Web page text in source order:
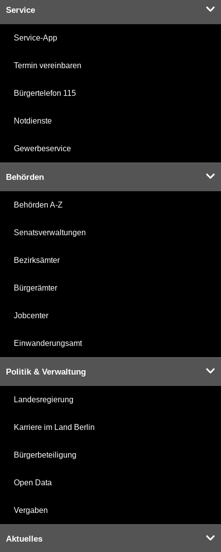
Service
Service-App
Termin vereinbaren
Bürgertelefon 115
Notdienste
Gewerbeservice
Behörden
Behörden A-Z
Senatsverwaltungen
Bezirksämter
Bürgerämter
Jobcenter
Einwanderungsamt
Politik & Verwaltung
Landesregierung
Karriere im Land Berlin
Bürgerbeteiligung
Open Data
Vergaben
Aktuelles